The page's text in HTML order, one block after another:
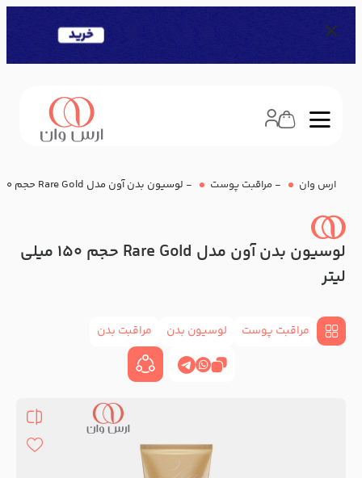
ارس وان - مراقبت پوست - لوسیون بدن آون مدل Rare Gold حجم 150 میلی لیتر
لوسیون بدن آون مدل Rare Gold حجم 150 میلی
لیتر
مراقبت پوست لوسیون بدن مراقبت بدن